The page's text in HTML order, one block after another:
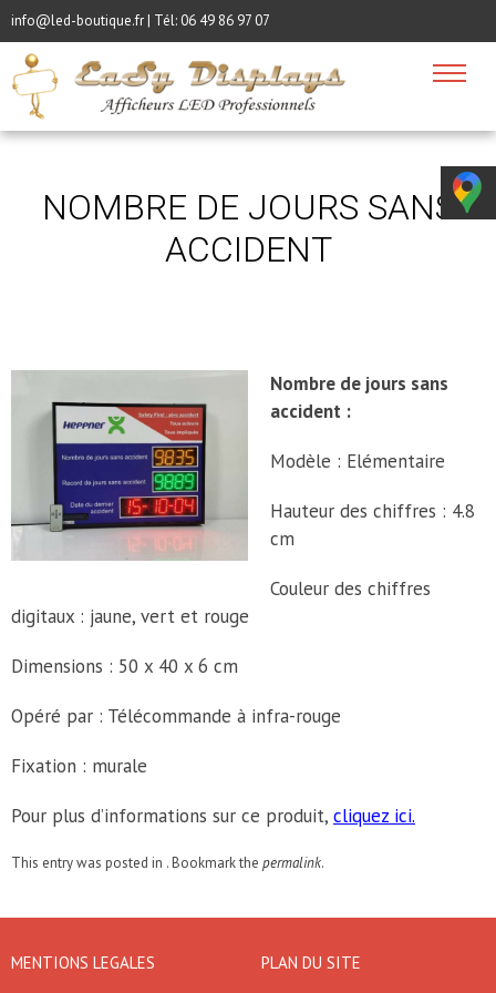
info@led-boutique.fr | Tél: 06 49 86 97 07
NOMBRE DE JOURS SANS
ACCIDENT
Nombre de jours sans
accident :
Modèle : Elémentaire
Hauteur des chiffres : 4.8
cm
Couleur des chiffres
digitaux : jaune, vert et rouge
Dimensions : 50 x 40 x 6 cm
Opéré par : Télécommande à infra-rouge
Fixation : murale
Pour plus d’informations sur ce produit, cliquez ici.
This entry was posted in . Bookmark the permalink.
MENTIONS LEGALES PLAN DU SITE